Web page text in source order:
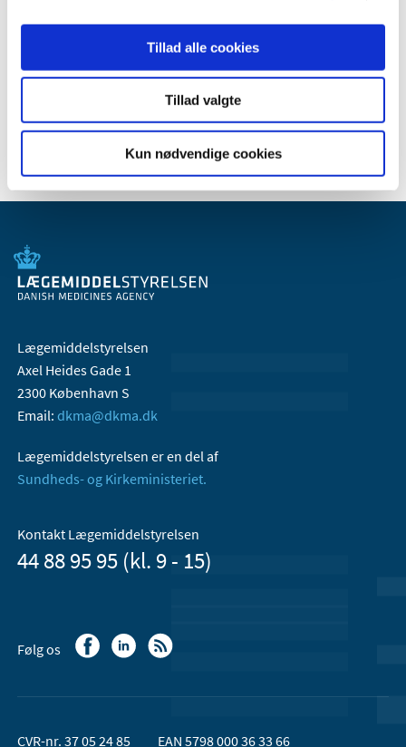
Tillad alle cookies
Tillad valgte
Kun nødvendige cookies
2007 (3)
2005 (2)
Lægemiddelstyrelsen
Axel Heides Gade 1
2300 København S
Email: dkma@dkma.dk
Lægemiddelstyrelsen er en del af
Sundheds- og Kirkeministeriet.
Kontakt Lægemiddelstyrelsen
44 88 95 95 (kl. 9 - 15)
Følg os
CVR-nr. 37 05 24 85 EAN 5798 000 36 33 66